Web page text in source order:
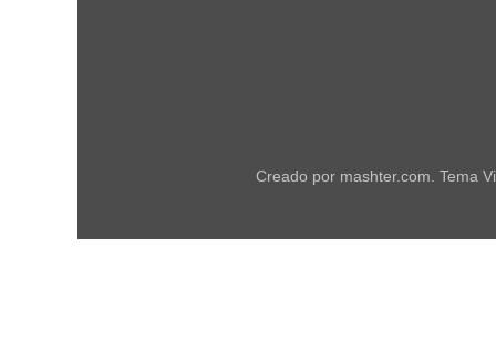
Creado por mashter.com. Tema